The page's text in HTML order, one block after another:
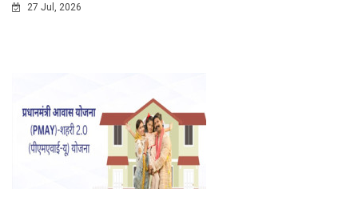
27 Jul, 2026